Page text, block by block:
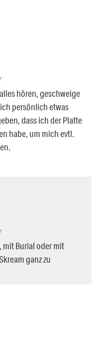
hören, geschweige
persönlich etwas
dass ich der Platte
habe, um mich evtl.
Burial oder mit
ganz zu